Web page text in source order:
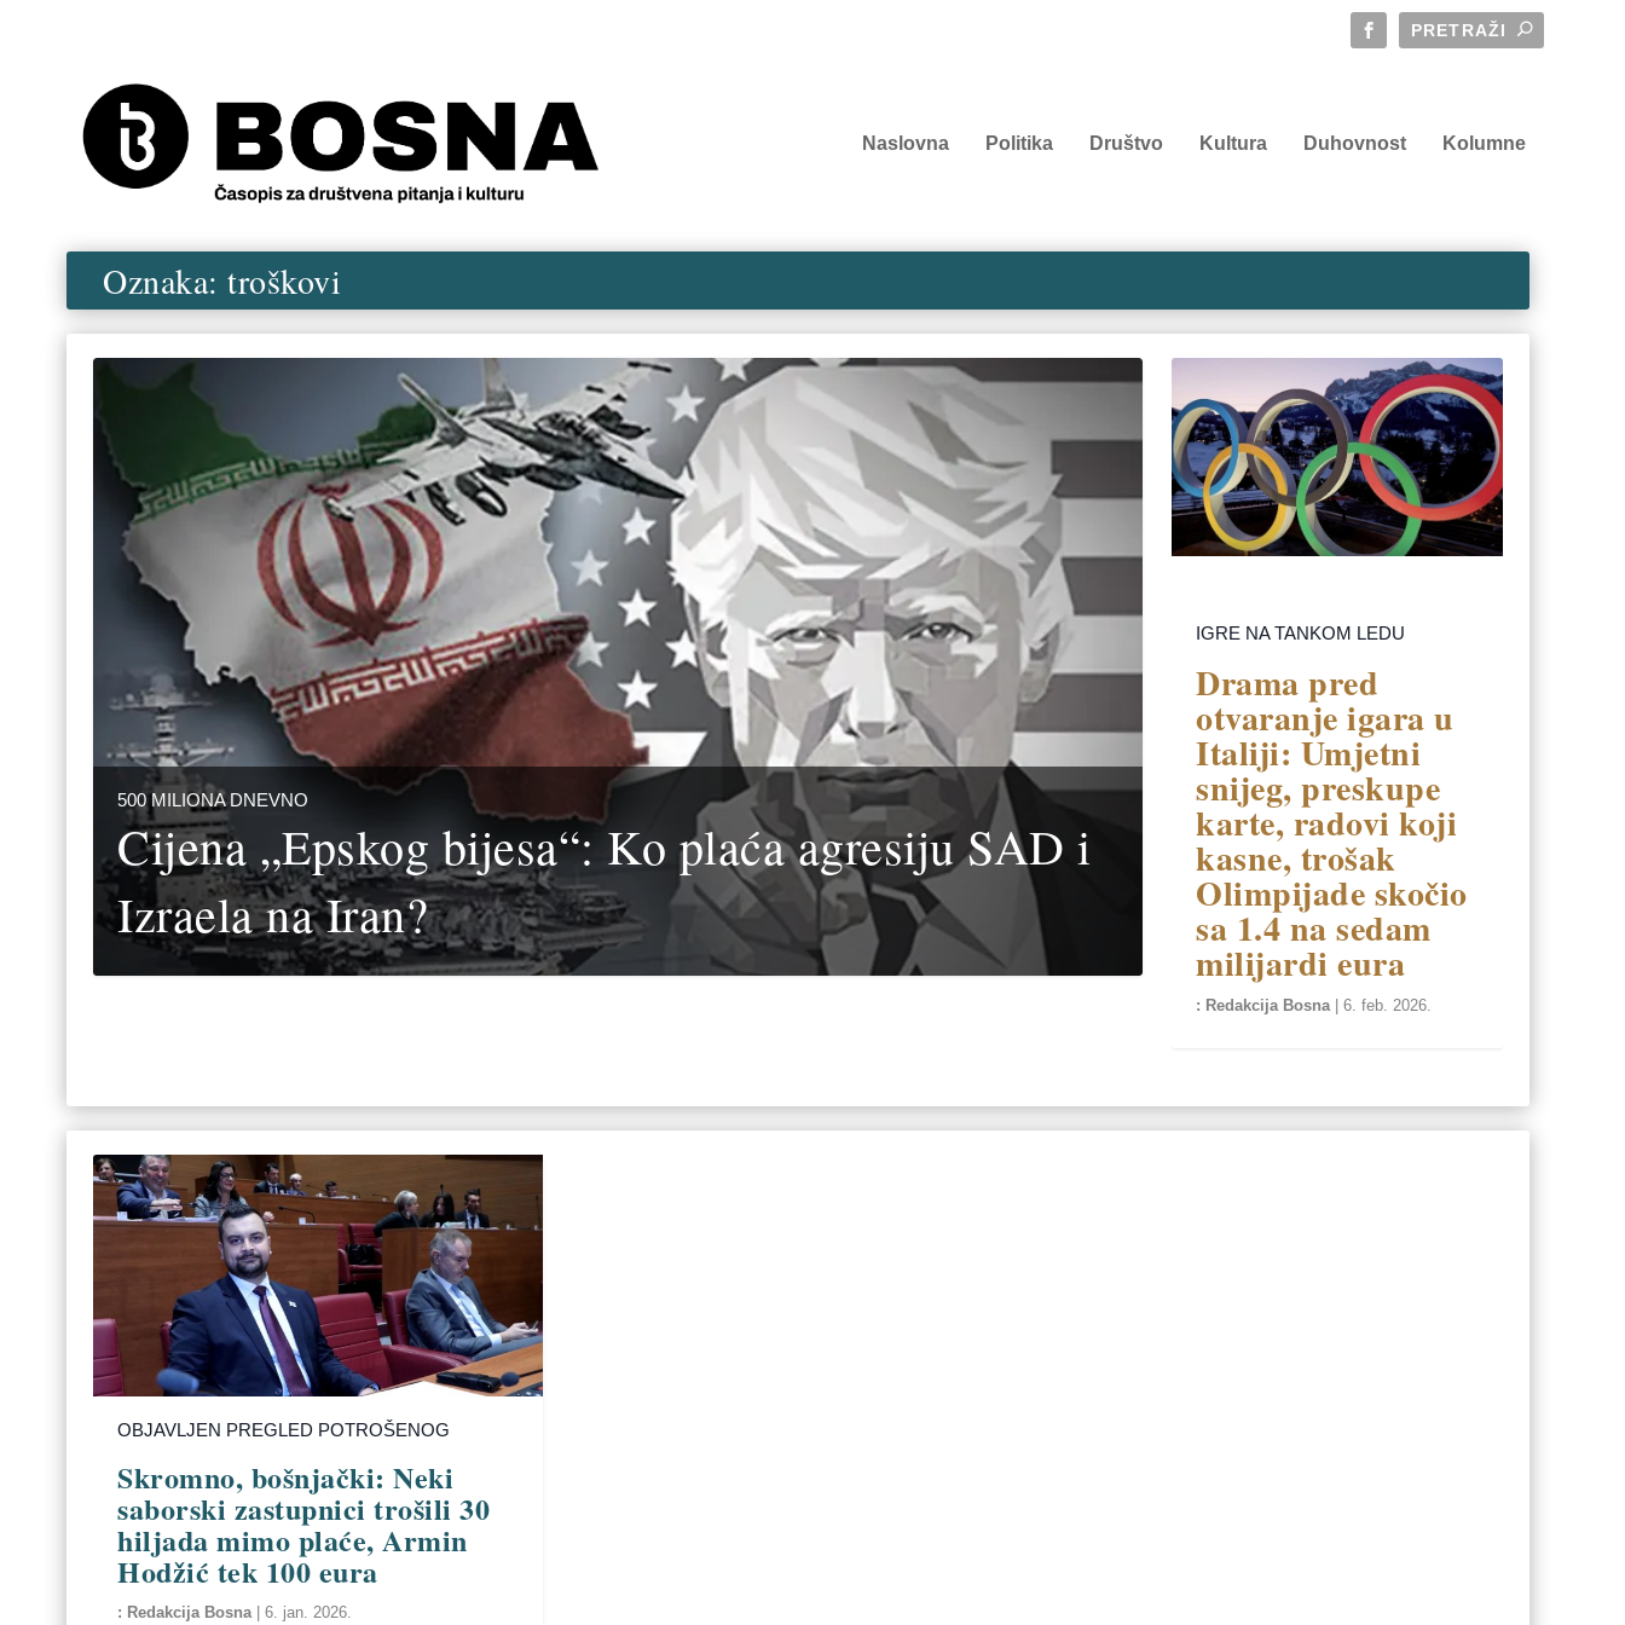
Naslovna Politika Društvo Kultura Duhovnost Kolumne
Oznaka:troškovi
500 MILIONA DNEVNO
Cijena „Epskog bijesa“: Ko plaća agresiju SAD i
Izraela na Iran?
IGRE NA TANKOM LEDU
Drama pred
otvaranje igara u
Italiji: Umjetni
snijeg, preskupe
karte, radovi koji
kasne, trošak
Olimpijade skočio
sa 1.4 na sedam
milijardi eura
Redakcija Bosna |6. feb. 2026.
OBJAVLJEN PREGLED POTROŠENOG
Skromno, bošnjački: Neki
saborski zastupnici trošili 30
hiljada mimo plaće, Armin
Hodžić tek 100 eura
Redakcija Bosna |6. jan. 2026.